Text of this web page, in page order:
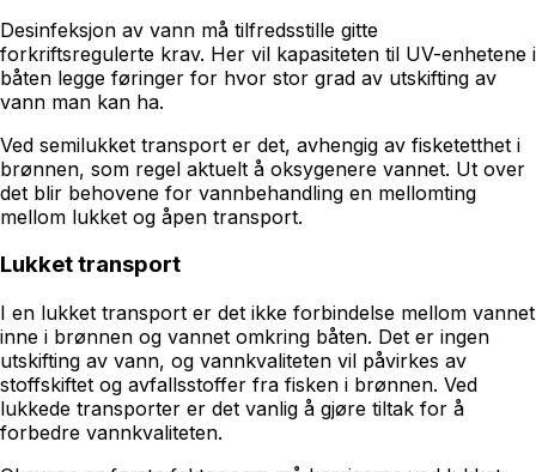
Desinfeksjon av vann må tilfredsstille gitte
forkriftsregulerte krav. Her vil kapasiteten til UV-enhetene i
båten legge føringer for hvor stor grad av utskifting av
vann man kan ha.
Ved semilukket transport er det, avhengig av fisketetthet i
brønnen, som regel aktuelt å oksygenere vannet. Ut over
det blir behovene for vannbehandling en mellomting
mellom lukket og åpen transport.
Lukket transport
I en lukket transport er det ikke forbindelse mellom vannet
inne i brønnen og vannet omkring båten. Det er ingen
utskifting av vann, og vannkvaliteten vil påvirkes av
stoffskiftet og avfallsstoffer fra fisken i brønnen. Ved
lukkede transporter er det vanlig å gjøre tiltak for å
forbedre vannkvaliteten.